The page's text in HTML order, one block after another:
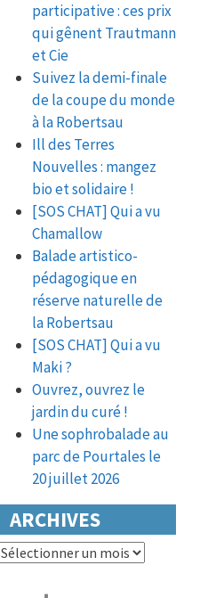
participative : ces prix
qui gênent Trautmann
et Cie
Suivez la demi-finale
de la coupe du monde
à la Robertsau
Ill des Terres
Nouvelles : mangez
bio et solidaire !
[SOS CHAT] Qui a vu
Chamallow
Balade artistico-
pédagogique en
réserve naturelle de
la Robertsau
[SOS CHAT] Qui a vu
Maki ?
Ouvrez, ouvrez le
jardin du curé !
Une sophrobalade au
parc de Pourtales le
20 juillet 2026
ARCHIVES
Archives